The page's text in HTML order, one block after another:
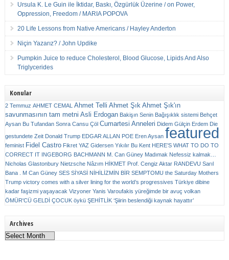
Ursula K. Le Guin ile İktidar, Baskı, Özgürlük Üzerine / on Power,
Oppression, Freedom / MARIA POPOVA
20 Life Lessons from Native Americans / Hayley Anderton
Niçin Yazarız? / John Updike
Pumpkin Juice to reduce Cholesterol, Blood Glucose, Lipids And Also
Triglycerides
Konular
2 Temmuz AHMET CEMAL Ahmet Telli Ahmet Şık Ahmet Şık'ın
savunmasının tam metni Asli Erdogan Bakişın Senin Bağışıklık sistemi Behçet
Aysan Bu Tufandan Sonra Cansu Çöl Cumartesi Anneleri Didem Gülçin Erdem Die
gestundete Zeit Donald Trump EDGAR ALLAN POE Eren Aysan featured
feminist Fidel Castro Fikret YAZ Gidersen Yıkılır Bu Kent HERE’S WHAT TO DO TO
CORRECT IT INGEBORG BACHMANN M. Can Güney Madımak Nefessiz kalmak…
Nicholas Glastonbury Nietzsche Nâzım HİKMET Prof. Cengiz Aktar RANDEVU Sarıl
Bana . M Can Güney SES SİYASİ NİHİLİZMİN BİR SEMPTOMU the Saturday Mothers
Trump victory comes with a silver lining for the world’s progressives Türkiye dibine
kadar faşizmi yaşayacak Vizyoner Yanis Varoufakis yüreğimde bir avuç volkan
ÖMÜR'CÜ GELDİ ÇOCUK öykü ŞEHİTLİK ‘Şiirin beslendiği kaynak hayattır’
Archives
Archives